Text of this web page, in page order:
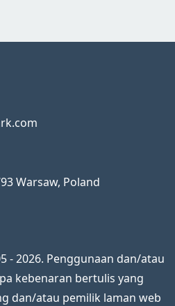
Warsaw, Poland
- 2026. Penggunaan dan/atau
kebenaran bertulis yang
dan/atau pemilik laman web